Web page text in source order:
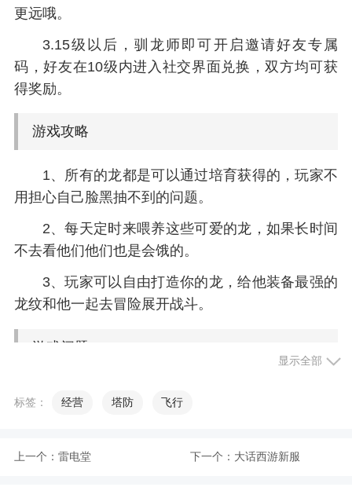
更远哦。
3.15级以后，驯龙师即可开启邀请好友专属
码，好友在10级内进入社交界面兑换，双方均可获
得奖励。
游戏攻略
1、所有的龙都是可以通过培育获得的，玩家不
用担心自己脸黑抽不到的问题。
2、每天定时来喂养这些可爱的龙，如果长时间
不去看他们他们也是会饿的。
3、玩家可以自由打造你的龙，给他装备最强的
龙纹和他一起去冒险展开战斗。
游戏问题
显示全部
标签： 经营 塔防 飞行
上一个： 雷电堂 下一个： 大话西游新服